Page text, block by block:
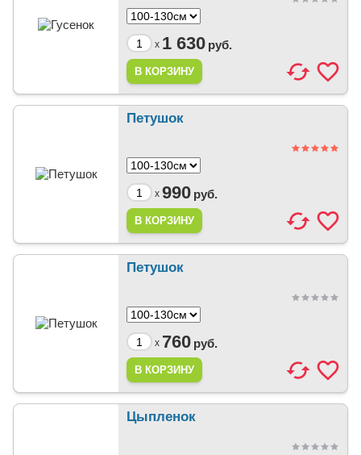
x 1 630 руб.
Петушок
x 990 руб.
Петушок
x 760 руб.
Цыпленок